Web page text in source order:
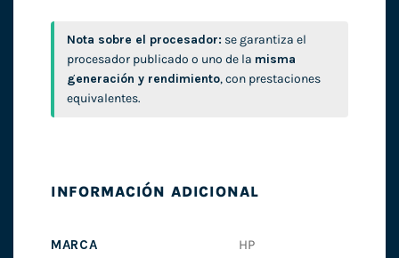
Nota sobre el procesador: se garantiza el
procesador publicado o uno de la misma
generación y rendimiento, con prestaciones
equivalentes.
INFORMACIÓN ADICIONAL
MARCA
HP